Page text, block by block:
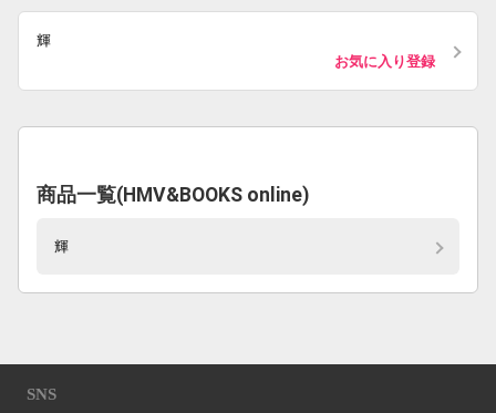
輝
お気に入り登録
商品一覧(HMV&BOOKS online)
輝
SNS